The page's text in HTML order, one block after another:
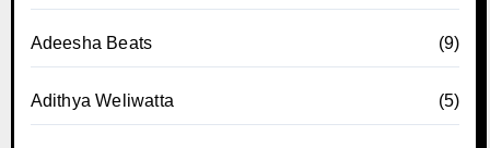
Adeesha Beats (9)
Adithya Weliwatta (5)